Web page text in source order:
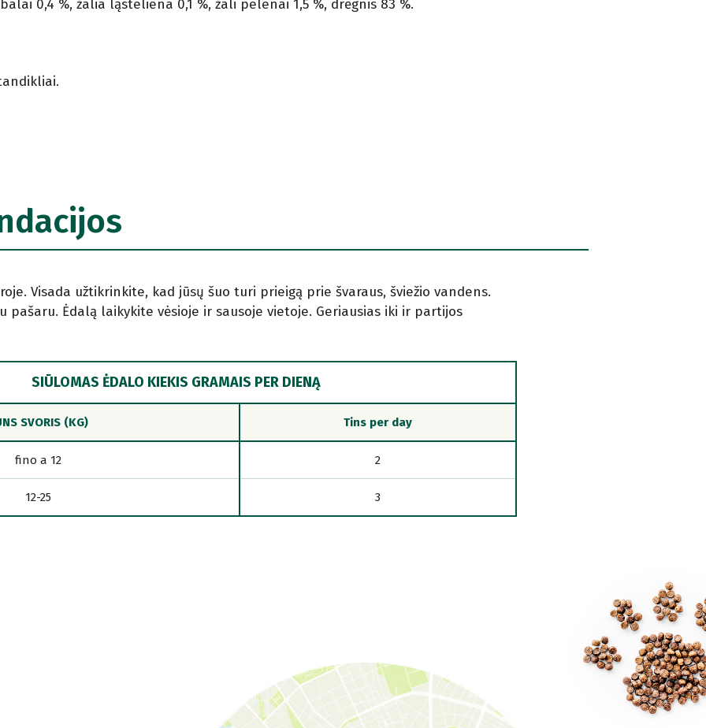
0,4 %, žalia ląsteliena 0,1 %, žali pelenai 1,5 %, drėgnis 83 %.
Visada užtikrinkite, kad jūsų šuo turi prieigą prie švaraus, šviežio vandens.
pašaru. Ėdalą laikykite vėsioje ir sausoje vietoje. Geriausias iki ir partijos
SIŪLOMAS ĖDALO KIEKIS GRAMAIS PER DIENĄ
SVORIS (KG) Tins per day
fino a 12 2
12-25 3